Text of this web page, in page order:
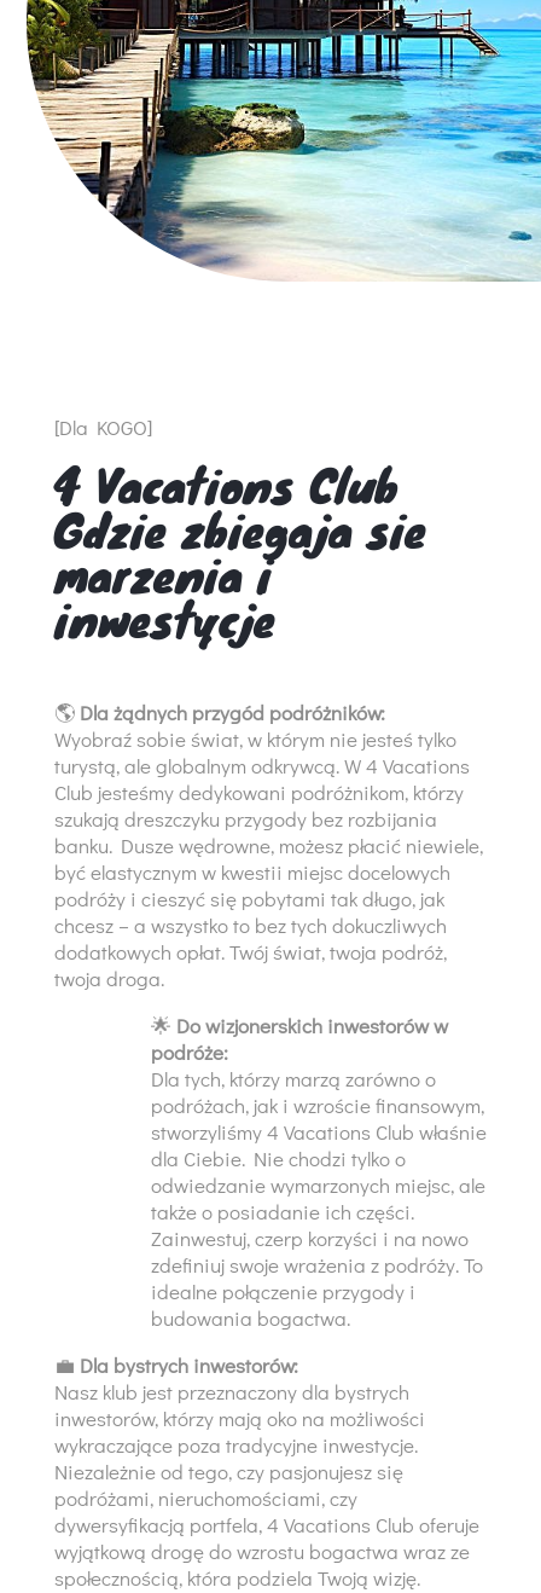
[Dla KOGO]
4 Vacations Club
Gdzie zbiegaja sie
marzenia i
inwestycje
🌎 Dla żądnych przygód podróżników:
Wyobraź sobie świat, w którym nie jesteś tylko
turystą, ale globalnym odkrywcą. W 4 Vacations
Club jesteśmy dedykowani podróżnikom, którzy
szukają dreszczyku przygody bez rozbijania
banku. Dusze wędrowne, możesz płacić niewiele,
być elastycznym w kwestii miejsc docelowych
podróży i cieszyć się pobytami tak długo, jak
chcesz – a wszystko to bez tych dokuczliwych
dodatkowych opłat. Twój świat, twoja podróż,
twoja droga.
🌟 Do wizjonerskich inwestorów w
podróże:
Dla tych, którzy marzą zarówno o
podróżach, jak i wzroście finansowym,
stworzyliśmy 4 Vacations Club właśnie
dla Ciebie. Nie chodzi tylko o
odwiedzanie wymarzonych miejsc, ale
także o posiadanie ich części.
Zainwestuj, czerp korzyści i na nowo
zdefiniuj swoje wrażenia z podróży. To
idealne połączenie przygody i
budowania bogactwa.
💼 Dla bystrych inwestorów:
Nasz klub jest przeznaczony dla bystrych
inwestorów, którzy mają oko na możliwości
wykraczające poza tradycyjne inwestycje.
Niezależnie od tego, czy pasjonujesz się
podróżami, nieruchomościami, czy
dywersyfikacją portfela, 4 Vacations Club oferuje
wyjątkową drogę do wzrostu bogactwa wraz ze
społecznością, która podziela Twoją wizję.